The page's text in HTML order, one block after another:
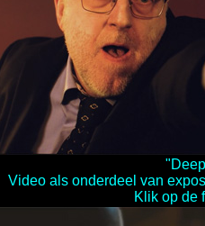
Video als onderdeel van
Klik op de